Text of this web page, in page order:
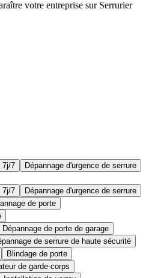
votre entreprise sur Serrurier
7j/7
Dépannage d'urgence de serrure
7j/7
Dépannage d'urgence de serrure
de porte
Dépannage de porte de garage
de serrure de haute sécurité
Blindage de porte
de garde-corps